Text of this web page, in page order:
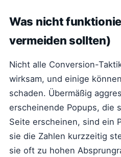
Was nicht
vermeiden sollten)
Nicht alle Conversion-
wirksam, und einige
schaden. Übermäßig
erscheinende Popups, die
Seite erscheinen, sind ein
sie die Zahlen kurzzeitig
sie oft zu hohen